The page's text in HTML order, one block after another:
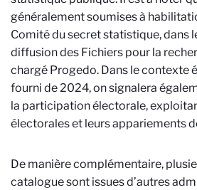
généralement soumises à
Comité du secret statistique, dans
diffusion des Fichiers pour la
chargé Progedo. Dans le contexte
fourni de 2024, on signalera
la participation électorale,
électorales et leurs appariements
De manière complémentaire,
catalogue sont issues d’autres